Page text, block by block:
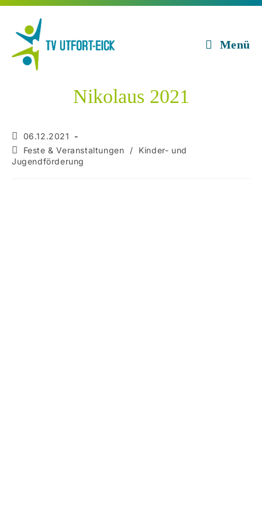
Zum
springen
Menü
Nikolaus 2021
Beitrag
veröffentlicht:
06.12.2021
Beitrags-
Kategorie:
Feste & Veranstaltungen /
Kinder- und
Jugendförderung